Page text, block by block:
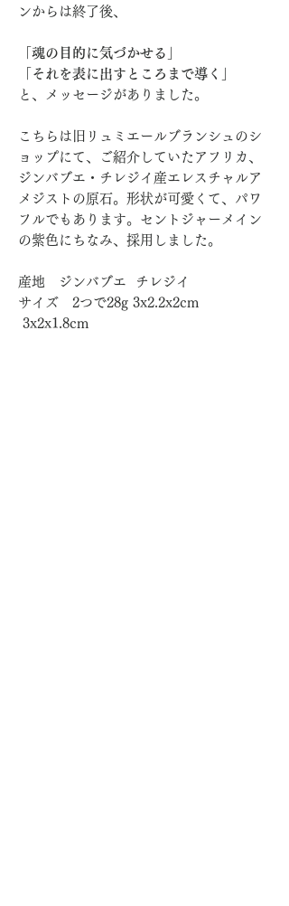
ンからは終了後、
「魂の目的に気づかせる」
「それを表に出すところまで導く」
と、メッセージがありました。
こちらは旧リュミエールブランシュのシ
ョップにて、ご紹介していたアフリカ、
ジンバブエ・チレジイ産エレスチャルア
メジストの原石。形状が可愛くて、パワ
フルでもあります。セントジャーメイン
の紫色にちなみ、採用しました。
産地 ジンバブエ チレジイ
サイズ 2つで28g 3x2.2x2cm
3x2x1.8cm